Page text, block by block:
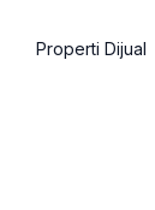
Properti Dijual